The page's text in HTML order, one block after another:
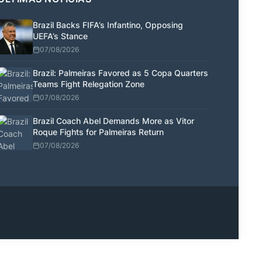
Brazil Backs FIFA’s Infantino, Opposing
UEFA’s Stance
07/08/2026
Brazil: Palmeiras Favored as 5 Copa Quarters
Teams Fight Relegation Zone
07/08/2026
Brazil Coach Abel Demands More as Vitor
Roque Fights for Palmeiras Return
07/08/2026